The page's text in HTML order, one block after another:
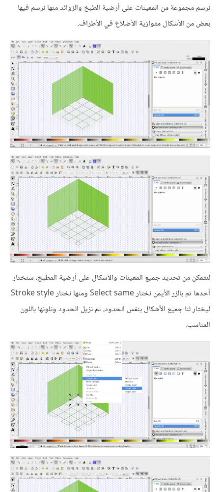
نرسم مجموعة من المعينات على أرضية الطبخ والزوائد منها نرسم فيها
بعض من الأشكال متوازية الأضلاع في الأطراف.
لنتمكن من تحديد جميع المعينات والأشكال على أرضية المطبخ، سنختار
أحدها ثم بالزر الأيمن نختار Select same ومنها نختار Stroke style
ليختار لنا جميع الأشكال بنفس الحدود، ثم نزيل الحدود ونلونها باللون
المناسب.